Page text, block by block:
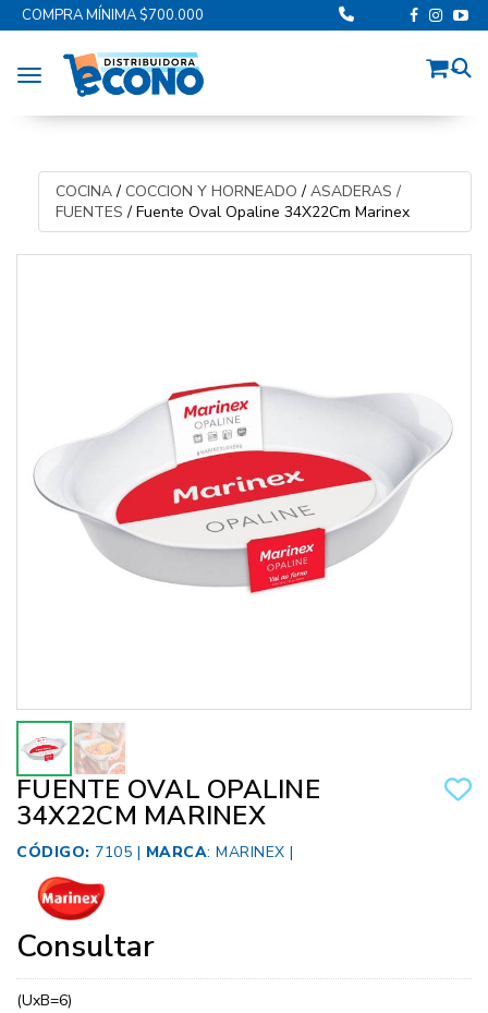
COMPRA MÍNIMA $700.000
Toggle navigation
COCINA/ COCCION Y HORNEADO / ASADERAS /
FUENTES / Fuente Oval Opaline 34X22Cm Marinex
FUENTE OVAL OPALINE
34X22CM MARINEX
CÓDIGO: 7105 | MARCA: MARINEX |
Consultar
(UxB=6)